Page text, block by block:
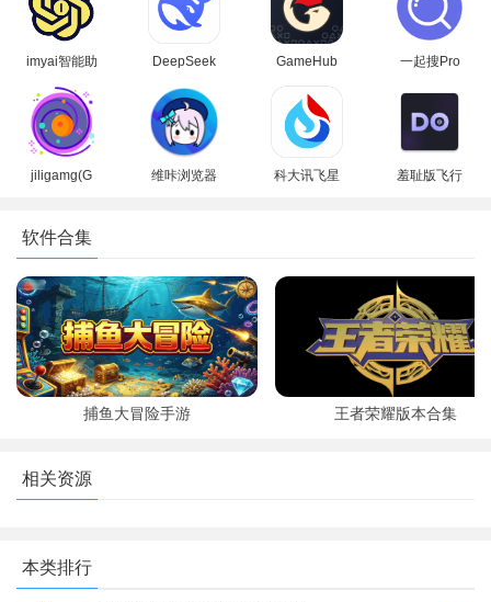
imyai智能助
手app最新
版本2026
DeepSeek
方手机版
GameHub
模拟器2026
最新版(盖世
游戏)
一起搜Pro
jiligamg(G
版2025
维咔浏览器
科大讯飞星
羞耻版飞行
软件合集
捕鱼大冒险手游 王者荣耀版本合集
相关资源
本类排行